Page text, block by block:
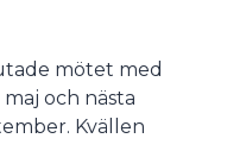
mötet med
och nästa
Kvällen